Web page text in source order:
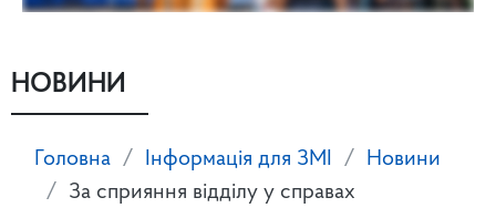
НОВИНИ
Головна Інформація для ЗМІ
Новини
За сприяння відділу у справах